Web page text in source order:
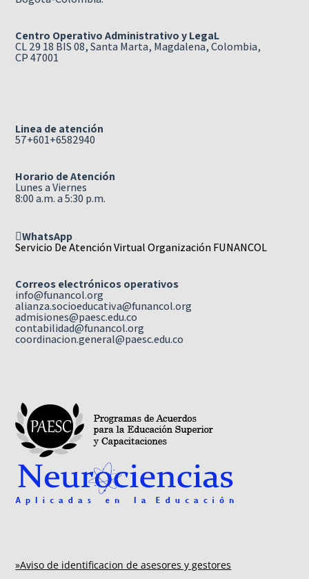
Centro Operativo Administrativo y LegaL
CL 29 18 BIS 08, Santa Marta, Magdalena, Colombia,
CP 47001
Linea de atención
57+601+6582940
Horario de Atención
Lunes a Viernes
8:00 a.m. a 5:30 p.m.
WhatsApp
Servicio De Atención Virtual Organización FUNANCOL
Correos electrónicos operativos
info@funancol.org
alianza.socioeducativa@funancol.org
admisiones@paesc.edu.co
contabilidad@funancol.org
coordinacion.general@paesc.edu.co
»Aviso de identificacion de asesores y gestores